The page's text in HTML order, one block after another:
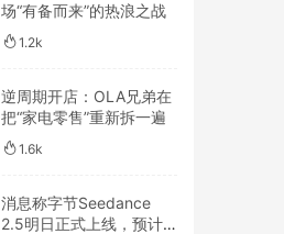
场“有备而来”的热浪之战
1.2k
逆周期开店：OLA兄弟在
把“家电零售”重新拆一遍
1.6k
消息称字节Seedance
2.5明日正式上线，预计